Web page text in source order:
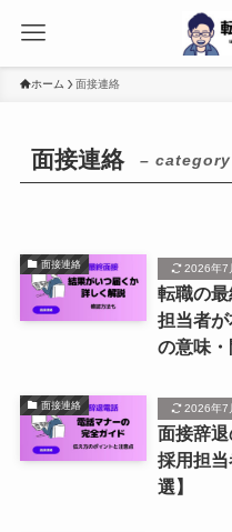
ホーム 面接連絡
面接連絡 –
面接連絡
転職の
担当者
の意味
2026年7
面接連絡
面接辞
採用担
選】
2026年7